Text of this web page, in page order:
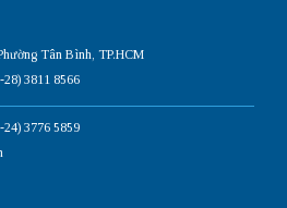
Tân Bình, TP.HCM
3811 8566
3776 5859